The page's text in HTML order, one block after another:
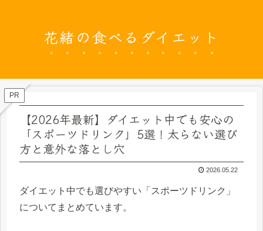
花緒の食べるダイエット
PR
【2026年最新】ダイエット中でも安心の
「スポーツドリンク」5選！太らない選び
方と意外な落とし穴
2026.05.22
ダイエット中でも選びやすい「スポーツドリンク」
についてまとめています。